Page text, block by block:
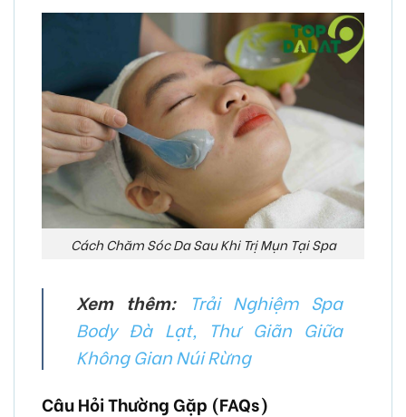
Cách Chăm Sóc Da Sau Khi Trị Mụn Tại Spa
Xem thêm:
Trải Nghiệm Spa
Body Đà Lạt, Thư Giãn Giữa
Không Gian Núi Rừng
Câu Hỏi Thường Gặp (FAQs)